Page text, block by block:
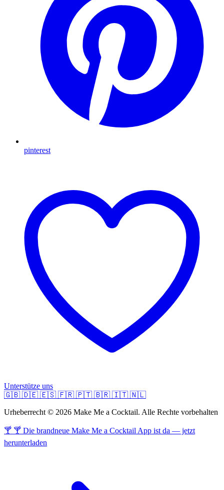
pinterest
Unterstütze uns
🇬🇧 🇩🇪 🇪🇸 🇫🇷 🇵🇹 🇧🇷 🇮🇹 🇳🇱
Urheberrecht © 2026 Make Me a Cocktail. Alle Rechte vorbehalten
🍸 🍸 Die brandneue Make Me a Cocktail App ist da — jetzt
herunterladen